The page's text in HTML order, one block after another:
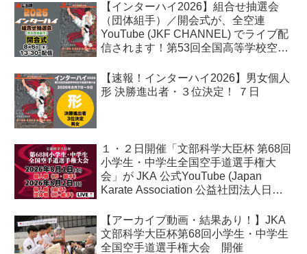
【インターハイ2026】組合せ抽選会
（団体組手）／開会式が、全空連
YouTube (JKF CHANNEL) でライブ配
信されます！第53回全国高等学校空手
【速報！インターハイ2026】男女個人
形 決勝進出者・３位決定！ ７日
１・２日開催「文部科学大臣杯 第68回
小学生・中学生全国空手道選手権大
会」が JKA 公式YouTube (Japan
Karate Association 公益社団法人日本
【アーカイブ動画・結果あり！】JKA
文部科学大臣杯第68回小学生・中学生
全国空手道選手権大会 開催